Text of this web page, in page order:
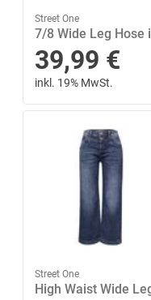
Street One
39,99 €
inkl. 19% MwSt.
Street One